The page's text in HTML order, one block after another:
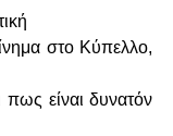
στο Κύπελλο,
πως είναι δυνατόν